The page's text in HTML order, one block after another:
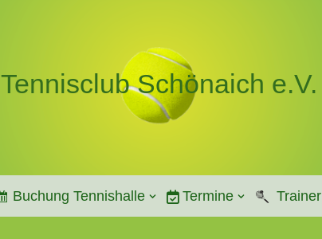
Tennisclub Schönaich e.V.
Buchung Tennishalle Termine Trainer